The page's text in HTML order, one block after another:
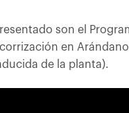
son el
en
de la planta).